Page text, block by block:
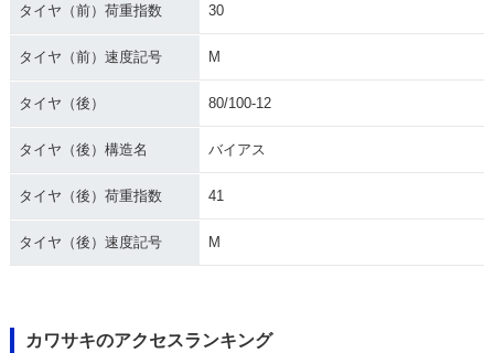
タイヤ（前）荷重指数 30
タイヤ（前）速度記号 M
タイヤ（後） 80/100-12
タイヤ（後）構造名 バイアス
タイヤ（後）荷重指数 41
タイヤ（後）速度記号 M
カワサキのアクセスランキング